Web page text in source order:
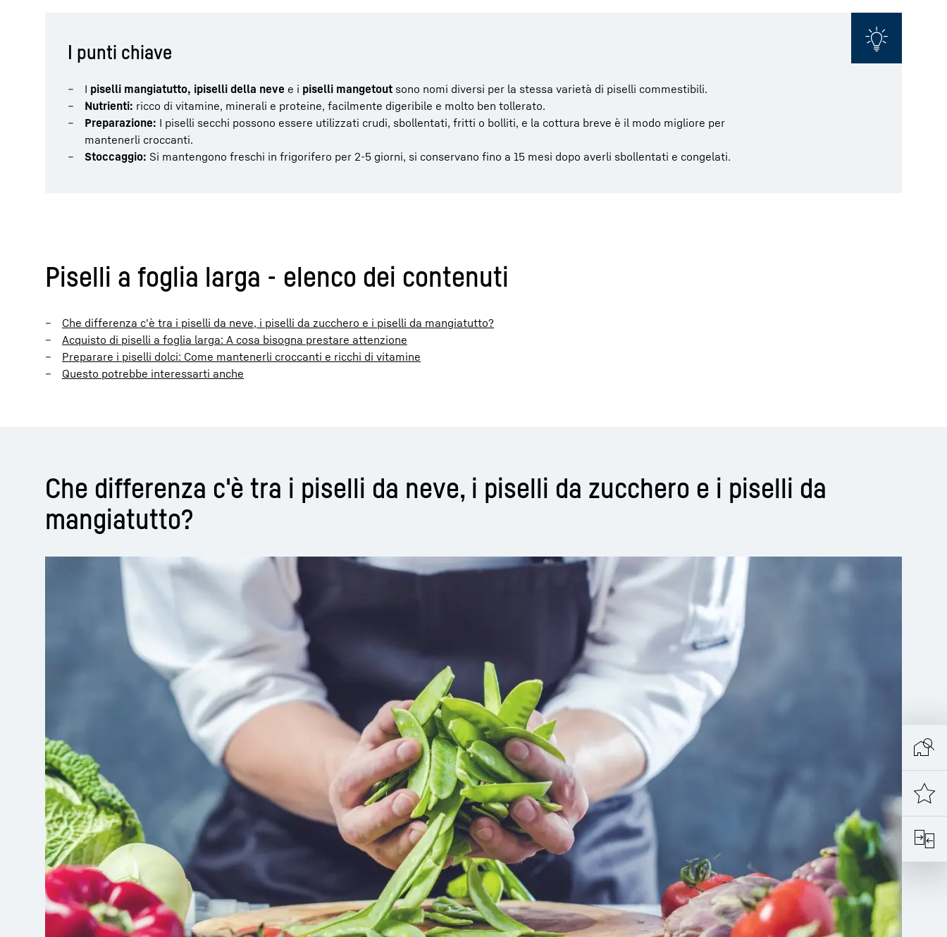
I punti chiave
I piselli mangiatutto, ipiselli della neve e i piselli mangetout sono nomi diversi per la stessa varietà di piselli commestibili.
Nutrienti: ricco di vitamine, minerali e proteine, facilmente digeribile e molto ben tollerato.
Preparazione: I piselli secchi possono essere utilizzati crudi, sbollentati, fritti o bolliti, e la cottura breve è il modo migliore per
mantenerli croccanti.
Stoccaggio: Si mantengono freschi in frigorifero per 2-5 giorni, si conservano fino a 15 mesi dopo averli sbollentati e congelati.
Piselli a foglia larga - elenco dei contenuti
Che differenza c'è tra i piselli da neve, i piselli da zucchero e i piselli da mangiatutto?
Acquisto di piselli a foglia larga: A cosa bisogna prestare attenzione
Preparare i piselli dolci: Come mantenerli croccanti e ricchi di vitamine
Questo potrebbe interessarti anche
Che differenza c'è tra i piselli da neve, i piselli da zucchero e i piselli da
mangiatutto?